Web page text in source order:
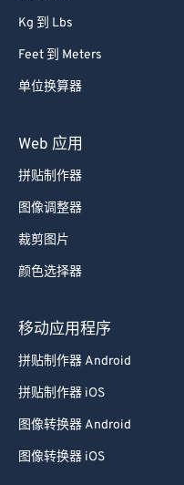
Kg 到 Lbs
Feet 到 Meters
单位换算器
Web 应用
拼贴制作器
图像调整器
裁剪图片
颜色选择器
移动应用程序
拼贴制作器 Android
拼贴制作器 iOS
图像转换器 Android
图像转换器 iOS